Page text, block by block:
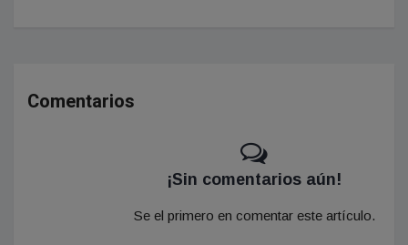
Comentarios
¡Sin comentarios aún!
Se el primero en comentar este artículo.